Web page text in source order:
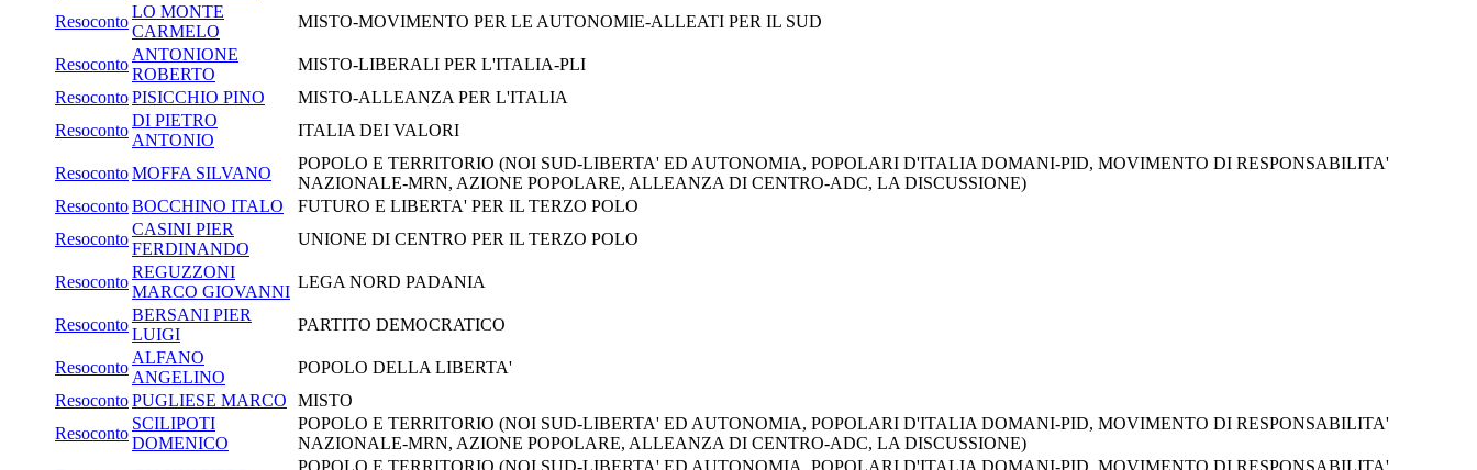
Resoconto
LO MONTE
CARMELO
MISTO-MOVIMENTO PER LE AUTONOMIE-ALLEATI PER IL SUD
Resoconto
ANTONIONE
ROBERTO
MISTO-LIBERALI PER L'ITALIA-PLI
ResocontoPISICCHIO PINO
MISTO-ALLEANZA PER L'ITALIA
Resoconto
DI PIETRO
ANTONIO
ITALIA DEI VALORI
ResocontoMOFFA SILVANO
POPOLO E TERRITORIO (NOI SUD-LIBERTA' ED AUTONOMIA, POPOLARI D'ITALIA DOMANI-PID, MOVIMENTO DI RESPONSABILITA'
NAZIONALE-MRN, AZIONE POPOLARE, ALLEANZA DI CENTRO-ADC, LA DISCUSSIONE)
ResocontoBOCCHINO ITALO
FUTURO E LIBERTA' PER IL TERZO POLO
Resoconto
CASINI PIER
FERDINANDO
UNIONE DI CENTRO PER IL TERZO POLO
Resoconto
REGUZZONI
MARCO GIOVANNI
LEGA NORD PADANIA
Resoconto
BERSANI PIER
LUIGI
PARTITO DEMOCRATICO
Resoconto
ALFANO
ANGELINO
POPOLO DELLA LIBERTA'
ResocontoPUGLIESE MARCO
MISTO
Resoconto
SCILIPOTI
DOMENICO
POPOLO E TERRITORIO (NOI SUD-LIBERTA' ED AUTONOMIA, POPOLARI D'ITALIA DOMANI-PID, MOVIMENTO DI RESPONSABILITA'
NAZIONALE-MRN, AZIONE POPOLARE, ALLEANZA DI CENTRO-ADC, LA DISCUSSIONE)
POPOLO E TERRITORIO (NOI SUD-LIBERTA' ED AUTONOMIA, POPOLARI D'ITALIA DOMANI-PID, MOVIMENTO DI RESPONSABILITA'